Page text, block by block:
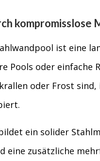
ist eine
Pools oder
oder Frost
ein solider
eine zusätzliche